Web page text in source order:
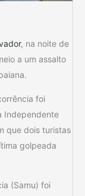
, na noite de
a um assalto
foi
Independente
que dois turistas
golpeada
(Samu) foi